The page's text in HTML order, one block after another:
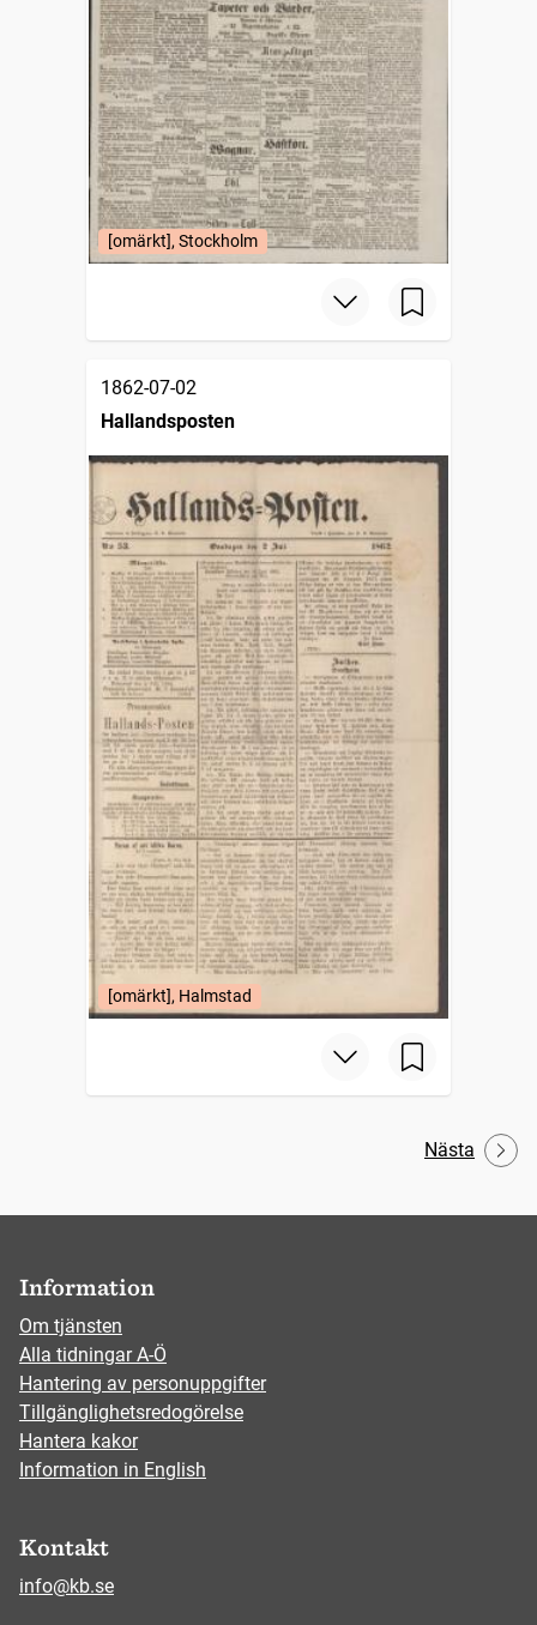
[omärkt], Stockholm
1862-07-02
Hallandsposten
[omärkt], Halmstad
Nästa
Information
Om tjänsten
Alla tidningar A-Ö
Hantering av personuppgifter
Tillgänglighetsredogörelse
Hantera kakor
Information in English
Kontakt
info@kb.se